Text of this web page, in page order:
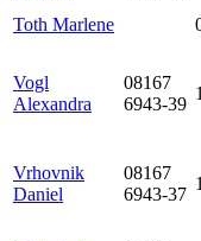
Toth Marlene
Vogl
Alexandra
08167
6943-39
Vrhovnik
Daniel
08167
6943-37